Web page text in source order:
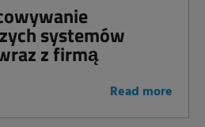
systemów
z firmą
Read more